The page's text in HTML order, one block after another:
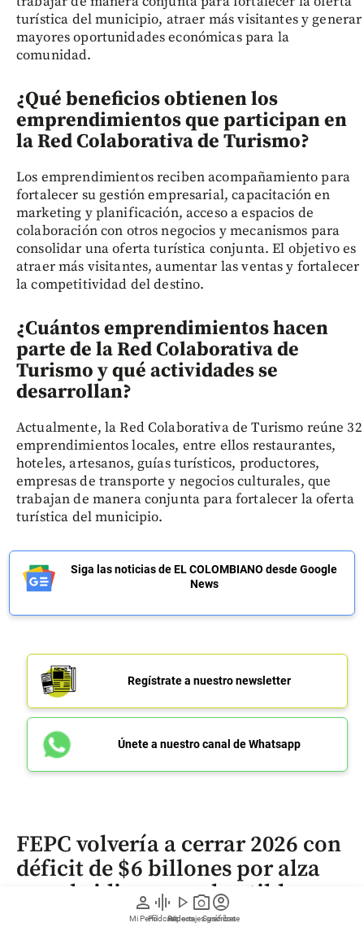
person
Mi Perfil
graphic_eq
Pódcast
play_arrow
Videos
photo_camera
Reportajes gráficos
account_circle
Suscríbete
turística del municipio, atraer más visitantes y generar
mayores oportunidades económicas para la
comunidad.
¿Qué beneficios obtienen los
emprendimientos que participan en
la Red Colaborativa de Turismo?
Los emprendimientos reciben acompañamiento para
fortalecer su gestión empresarial, capacitación en
marketing y planificación, acceso a espacios de
colaboración con otros negocios y mecanismos para
consolidar una oferta turística conjunta. El objetivo es
atraer más visitantes, aumentar las ventas y fortalecer
la competitividad del destino.
¿Cuántos emprendimientos hacen
parte de la Red Colaborativa de
Turismo y qué actividades se
desarrollan?
Actualmente, la Red Colaborativa de Turismo reúne 32
emprendimientos locales, entre ellos restaurantes,
hoteles, artesanos, guías turísticos, productores,
empresas de transporte y negocios culturales, que
trabajan de manera conjunta para fortalecer la oferta
turística del municipio.
Siga las noticias de EL COLOMBIANO desde Google
News
Regístrate a nuestro newsletter
Únete a nuestro canal de Whatsapp
FEPC volvería a cerrar 2026 con
déficit de $6 billones por alza
en subsidios a combustibles